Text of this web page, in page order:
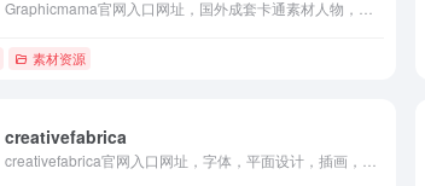
素材资源
creativefabrica